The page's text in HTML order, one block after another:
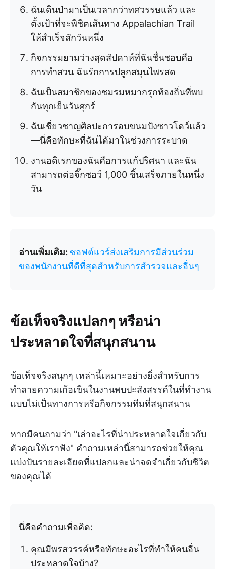
ฉันเดินป่ามาเป็นเวลากว่าทศวรรษแล้ว และ
ตั้งเป้าที่จะพิชิตเส้นทาง Appalachian Trail
ให้สำเร็จสักวันหนึ่ง
กิจกรรมยามว่างสุดสัปดาห์ที่ฉันชื่นชอบคือ
การทำสวน ฉันรักการปลูกสมุนไพรสด
ฉันเป็นสมาชิกของชมรมหมากรุกท้องถิ่นที่พบ
กันทุกเย็นวันศุกร์
ฉันเชี่ยวชาญศิลปะการอบขนมปังซาวโดว์แล้ว
—นี่คือทักษะที่ฉันได้มาในช่วงการระบาด
งานอดิเรกของฉันคือการแก้ปริศนา และฉัน
สามารถต่อจิ๊กซอว์ 1,000 ชิ้นเสร็จภายในหนึ่ง
วัน
อ่านเพิ่มเติม: ซอฟต์แวร์ส่งเสริมการมีส่วนร่วม
ของพนักงานที่ดีที่สุดสำหรับการสำรวจและอื่นๆ
ข้อเท็จจริงแปลกๆ หรือน่า
ประหลาดใจที่สนุกสนาน
ข้อเท็จจริงสนุกๆ เหล่านี้เหมาะอย่างยิ่งสำหรับการ
ทำลายความเก้อเขินในงานพบปะสังสรรค์ในที่ทำงาน
แบบไม่เป็นทางการหรือกิจกรรมทีมที่สนุกสนาน
หากมีคนถามว่า "เล่าอะไรที่น่าประหลาดใจเกี่ยวกับ
ตัวคุณให้เราฟัง" คำถามเหล่านี้สามารถช่วยให้คุณ
แบ่งปันรายละเอียดที่แปลกและน่าจดจำเกี่ยวกับชีวิต
ของคุณได้
นี่คือคำถามเพื่อคิด:
คุณมีพรสวรรค์หรือทักษะอะไรที่ทำให้คนอื่น
ประหลาดใจบ้าง?